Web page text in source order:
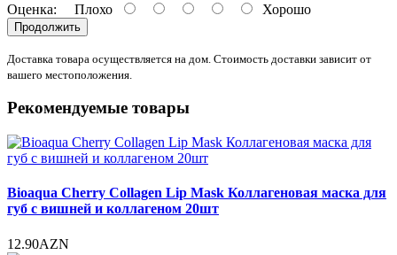
Оценка: Плохо Хорошо
Продолжить
Доставка товара осуществляется на дом. Стоимость доставки зависит от
вашего местоположения.
Рекомендуемые товары
Bioaqua Cherry Collagen Lip Mask Кол­ла­гено­вая мас­ка для
губ с виш­ней и кол­ла­геном 20шт
12.90AZN